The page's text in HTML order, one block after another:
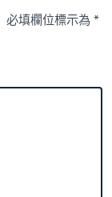
必填欄位標示為*